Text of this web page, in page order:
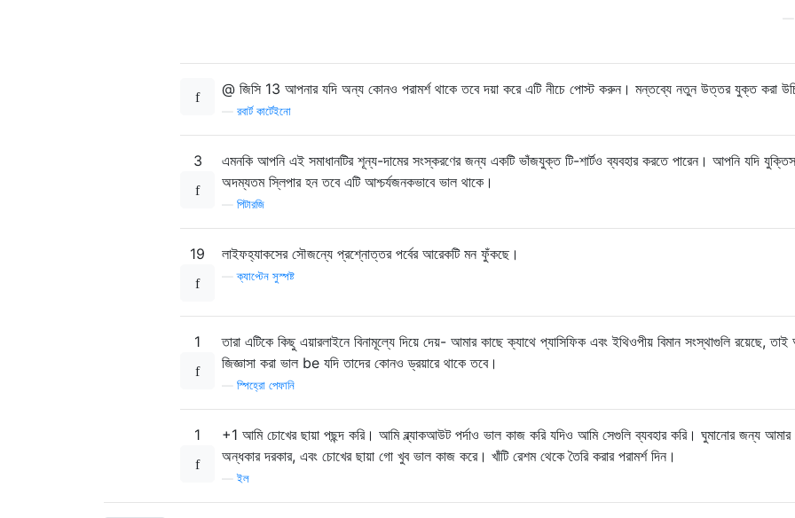
@ জিসি 13 আপনার যদি অন্য কোনও পরামর্শ থাকে তবে দয়া করে এটি নীচে পোস্ট করুন। মন্তব্যে নতুন উত্তর যুক্ত করা
রবার্ট কার্টেইনো
3
এমনকি আপনি এই সমাধানটির শূন্য-দামের সংস্করণের জন্য একটি ভাঁজযুক্ত টি-শার্টও ব্যবহার করতে পারেন। আপনি যদি
অদম্যতম স্লিপার হন তবে এটি আশ্চর্যজনকভাবে ভাল থাকে।
পিটারজি
19 লাইফহ্যাকসের সৌজন্যে প্রশ্নোত্তর পর্বের আরেকটি মন ফুঁকছে।
—ক্যাপ্টেন সুস্পষ্ট
1
তারা এটিকে কিছু এয়ারলাইনে বিনামূল্যে দিয়ে দেয়- আমার কাছে ক্যাথে প্যাসিফিক এবং ইথিওপীয় বিমান সংস্থাগুলি রয়েছে, তাই
জিজ্ঞাসা করা ভাল be যদি তাদের কোনও ড্রয়ারে থাকে তবে।
স্পিহ্রো পেফানি
1
+1 আমি চোখের ছায়া পছন্দ করি। আমি ব্ল্যাকআউট পর্দাও ভাল কাজ করি যদিও আমি সেগুলি ব্যবহার করি। ঘুমানোর জন্য
অন্ধকার দরকার, এবং চোখের ছায়া গো খুব ভাল কাজ করে। খাঁটি রেশম থেকে তৈরি করার পরামর্শ দিন।
—ইল